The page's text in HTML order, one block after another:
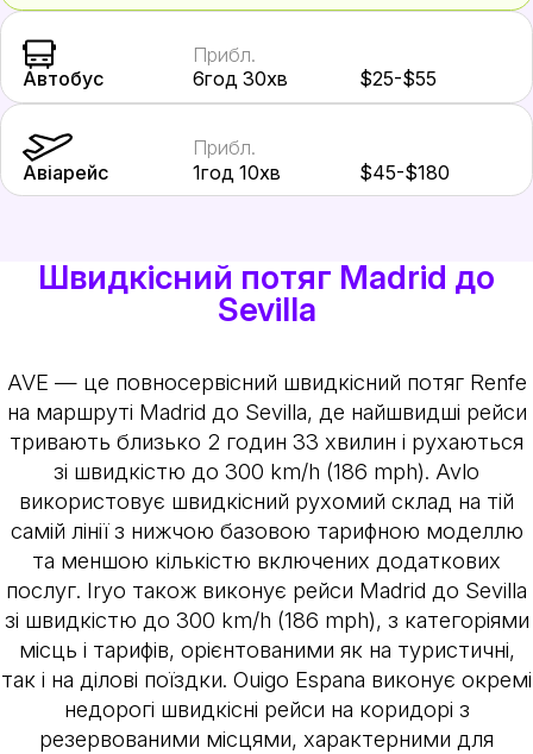
Автобус
Прибл.
6год 30хв
$25-$55
Авіарейс
Прибл.
1год 10хв
$45-$180
Швидкісний потяг Madrid до
Sevilla
AVE — це повносервісний швидкісний потяг Renfe
на маршруті Madrid до Sevilla, де найшвидші рейси
тривають близько 2 годин 33 хвилин і рухаються
зі швидкістю до 300 km/h (186 mph). Avlo
використовує швидкісний рухомий склад на тій
самій лінії з нижчою базовою тарифною моделлю
та меншою кількістю включених додаткових
послуг. Iryo також виконує рейси Madrid до Sevilla
зі швидкістю до 300 km/h (186 mph), з категоріями
місць і тарифів, орієнтованими як на туристичні,
так і на ділові поїздки. Ouigo Espana виконує окремі
недорогі швидкісні рейси на коридорі з
резервованими місцями, характерними для